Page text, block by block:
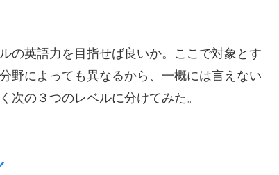
の英語力を目指せば良いか。ここで対象とす
野によっても異なるから、一概には言えない
次の３つのレベルに分けてみた。